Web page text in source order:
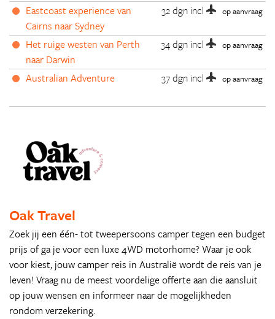
Eastcoast experience van
Cairns naar Sydney
32 dgn incl op aanvraag
Het ruige westen van Perth
naar Darwin
34 dgn incl op aanvraag
Australian Adventure 37 dgn incl op aanvraag
Oak Travel
Zoek jij een één- tot tweepersoons camper tegen een budget
prijs of ga je voor een luxe 4WD motorhome? Waar je ook
voor kiest, jouw camper reis in Australië wordt de reis van je
leven! Vraag nu de meest voordelige offerte aan die aansluit
op jouw wensen en informeer naar de mogelijkheden
rondom verzekering.